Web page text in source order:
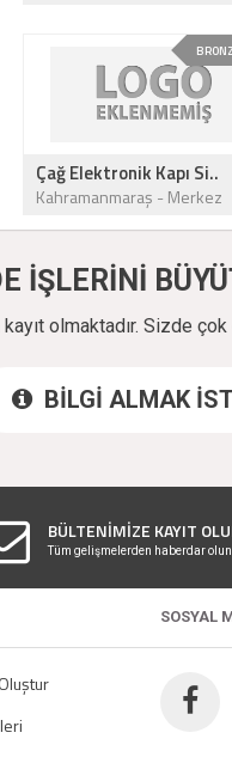
Çağ Elektronik Kapı Si..
Kahramanmaraş - Merkez
İŞLERİNİ
olmaktadır. Sizde
BİLGİ ALMAK
BÜLTENİMİZE KAYIT
Tüm gelişmelerden haberdar
SOSYAL